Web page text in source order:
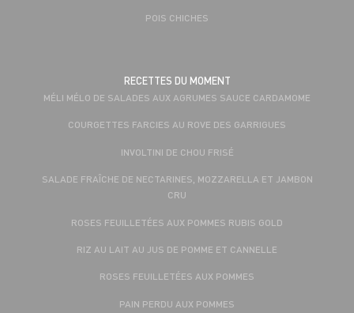
POIS CHICHES
RECETTES DU MOMENT
MÉLI MÉLO DE SALADES AUX AGRUMES SAUCE CARDAMOME
COURGETTES FARCIES AU ROVE DES GARRIGUES
INVOLTINI DE CHOU FRISÉ
SALADE FRAÎCHE DE NECTARINES, MOZZARELLA ET JAMBON
CRU
ROSES FEUILLETÉES AUX POMMES RUBIS GOLD
RIZ AU LAIT AU JUS DE POMME ET CANNELLE
ROSES FEUILLETÉES AUX POMMES
PAIN PERDU AUX POMMES